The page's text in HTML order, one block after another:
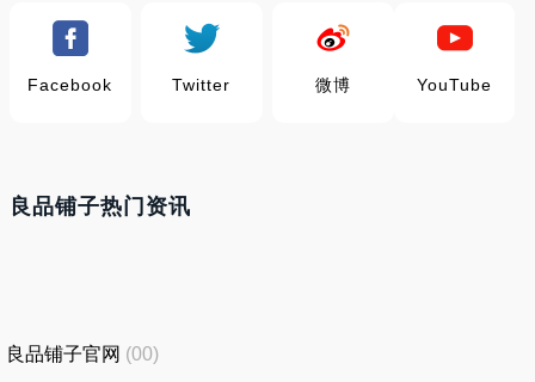
Facebook Twitter 微博 YouTube
良品铺子热门资讯
良品铺子官网 (00)